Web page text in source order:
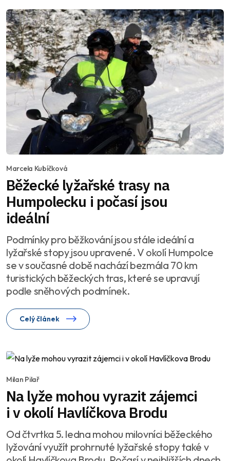
Marcela Kubíčková
Běžecké lyžařské trasy na
Humpolecku i počasí jsou
ideální
Podmínky pro běžkování jsou stále ideální a
lyžařské stopy jsou upravené. V okolí Humpolce
se v současné době nachází bezmála 70 km
turistických běžeckých tras, které se upravují
podle sněhových podmínek.
Celý článek
Milan Pilař
Na lyže mohou vyrazit zájemci
i v okolí Havlíčkova Brodu
Od čtvrtka 5. ledna mohou milovníci běžeckého
lyžování využít prohrnuté lyžařské stopy také v